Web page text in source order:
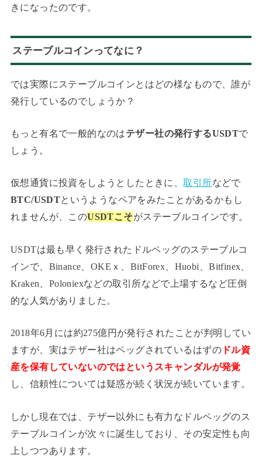
きになったのです。
ステーブルコインってなに？
では実際にステーブルコインとはどの様なもので、誰が
発行しているのでしょうか？
もっと有名で一般的なのはテザー社の発行するUSDTで
しょう。
仮想通貨に投資をしようとしたときに、取引所などで
BTC/USDTというようなペアをみたことがあるかもし
れませんが、このUSDTこそがステーブルコインです。
USDTは最も早く発行されたドルペッグのステーブルコ
インで、Binance、OKEｘ、BitForex、Huobi、Bitfinex、
Kraken、Poloniexなどの取引所などで上場するなど圧倒
的な人気がありました。
2018年6月には約275億円が発行されたことが判明してい
ますが、実はテザー社はペッグされているはずのドル資
産を保有していないのではというスキャンダルが発覚
し、信頼性については疑惑が続く状況が続いています。
しかし現在では、テザー以外にも有力なドルペッグのス
テーブルコインが次々に誕生しており、その安定性も向
上しつつあります。